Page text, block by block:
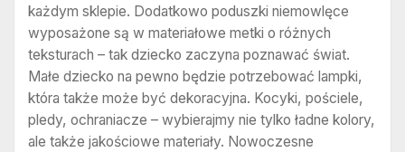
każdym sklepie. Dodatkowo poduszki niemowlęce
wyposażone są w materiałowe metki o różnych
teksturach – tak dziecko zaczyna poznawać świat.
Małe dziecko na pewno będzie potrzebować lampki,
która także może być dekoracyjna. Kocyki, pościele,
pledy, ochraniacze – wybierajmy nie tylko ładne kolory,
ale także jakościowe materiały. Nowoczesne